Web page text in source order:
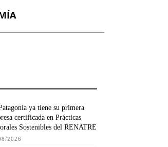
ya tiene su primera
certificada en Prácticas
Sostenibles del RENATRE
2026